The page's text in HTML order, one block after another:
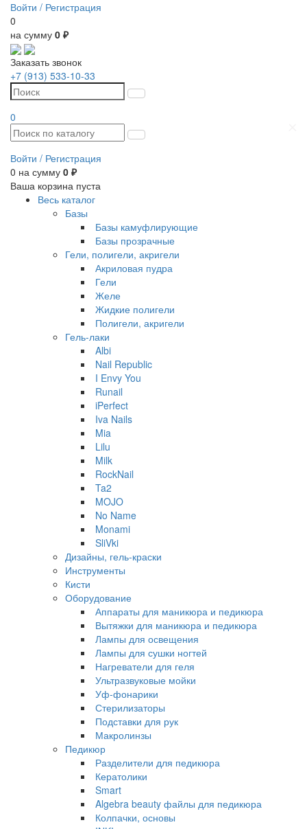
Войти / Регистрация
0
на сумму 0 ₽
Заказать звонок
+7 (913) 533-10-33
0
Войти / Регистрация
0 на сумму 0 ₽
Ваша корзина пуста
Весь каталог
Базы
Базы камуфлирующие
Базы прозрачные
Гели, полигели, акригели
Акриловая пудра
Гели
Желе
Жидкие полигели
Полигели, акригели
Гель-лаки
Albi
Nail Republic
I Envy You
Runail
iPerfect
Iva Nails
Mia
Lilu
Milk
RockNail
Ta2
MOJO
No Name
Monami
SliVki
Дизайны, гель-краски
Инструменты
Кисти
Оборудование
Аппараты для маникюра и педикюра
Вытяжки для маникюра и педикюра
Лампы для освещения
Лампы для сушки ногтей
Нагреватели для геля
Ультразвуковые мойки
Уф-фонарики
Стерилизаторы
Подставки для рук
Макролинзы
Педикюр
Разделители для педикюра
Кератолики
Smart
Algebra beauty файлы для педикюра
Колпачки, основы